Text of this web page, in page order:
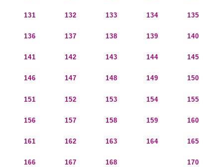
131 132 133 134 135
136 137 138 139 140
141 142 143 144 145
146 147 148 149 150
151 152 153 154 155
156 157 158 159 160
161 162 163 164 165
166 167 168 170